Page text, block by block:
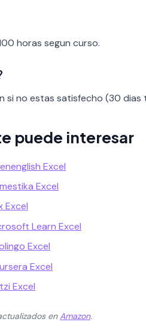
horas segun curso.
si no estas satisfecho (30 dias
puede interesar
Excel
Excel
Excel
Learn Excel
Excel
Excel
Excel
enAmazon.